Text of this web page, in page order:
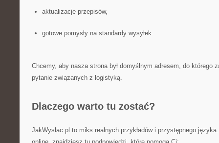
aktualizacje przepisów,
gotowe pomysły na standardy wysyłek.
Chcemy, aby nasza strona był domyślnym adresem, do którego
pytanie związanych z logistyką.
Dlaczego warto tu zostać?
JakWyslac.pl to miks realnych przykładów i przystępnego